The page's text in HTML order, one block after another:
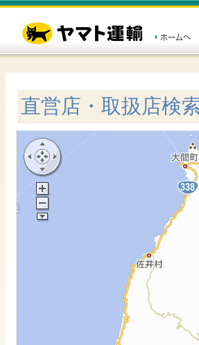
直営店・取扱店検